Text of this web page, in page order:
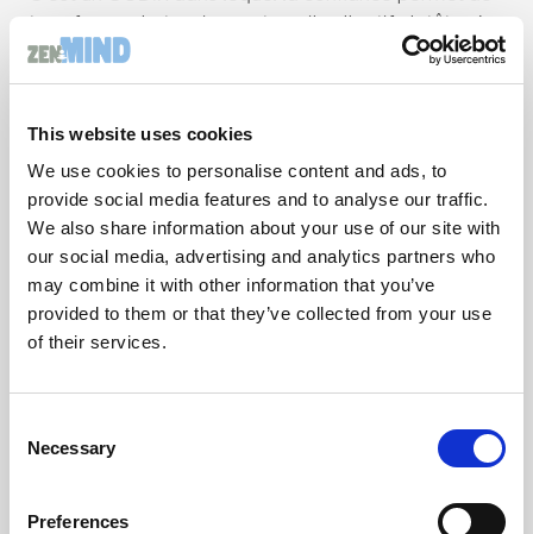
This website uses cookies
We use cookies to personalise content and ads, to
provide social media features and to analyse our traffic.
We also share information about your use of our site with
our social media, advertising and analytics partners who
may combine it with other information that you’ve
provided to them or that they’ve collected from your use
of their services.
Selection
Necessary
Preferences
transformer la tension en travail collectif plutôt qu’en
usure relationnelle.
Conclusion
Quand la confiance recule, la parole se contracte, les
liens se rigidifient et la performance s’appauvrit.
Quand elle progresse, chacun retrouve davantage sa
place, son courage de dire et sa capacité à
contribuer.
Dans un comité de direction, la confiance en l’autre
n’est donc pas seulement un facteur relationnel.
Elle est l’un des fondements de l’intelligence
l’équilibre mental de ceux qui portent l’entreprise.
souhaitez en parlez via un